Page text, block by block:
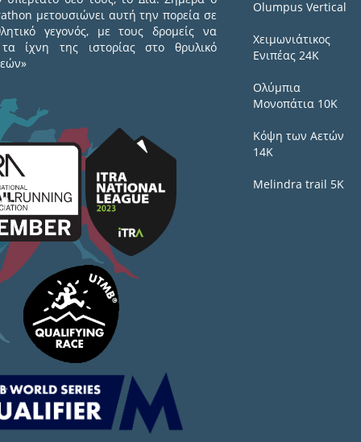
μετουσιώνει αυτή την πορεία σε
γεγονός, με τους δρομείς να
ίχνη της ιστορίας στο θρυλικό
Olumpus Vertical
Χειμωνιάτικος
Ενιπέας 24Κ
Ολύμπια
Μονοπάτια 10Κ
Κόψη των Αετών
14Κ
Melindra trail 5Κ